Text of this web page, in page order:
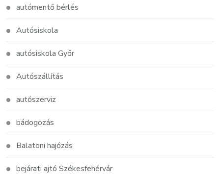
autómentő bérlés
Autósiskola
autósiskola Győr
Autószállítás
autószerviz
bádogozás
Balatoni hajózás
bejárati ajtó Székesfehérvár